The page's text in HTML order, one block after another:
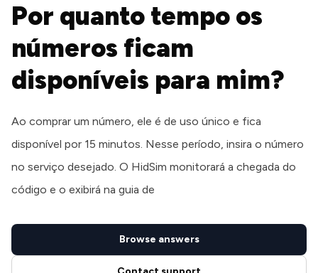
Por quanto tempo os
números ficam
disponíveis para mim?
Ao comprar um número, ele é de uso único e fica
disponível por 15 minutos. Nesse período, insira o número
no serviço desejado. O HidSim monitorará a chegada do
código e o exibirá na guia de
Browse answers